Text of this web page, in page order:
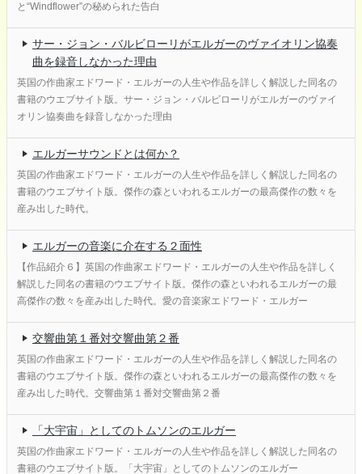
と“Windflower”の秘められた告白
サー・ジョン・バルビローリがエルガーのヴァイオリン協奏
曲を録音しなかった理由
英国の作曲家エドワード・エルガーの人生や作品を詳しく解説した同名の
書籍のウエブサイト版。サー・ジョン・バルビローリがエルガーのヴァイ
オリン協奏曲を録音しなかった理由
エルガーサウンドとは何か？
英国の作曲家エドワード・エルガーの人生や作品を詳しく解説した同名の
書籍のウエブサイト版。傑作の森といわれるエルガーの最高傑作の数々を
産み出した時代。
エルガーの音楽に介在する２面性
【作品紹介６】英国の作曲家エドワード・エルガーの人生や作品を詳しく
解説した同名の書籍のウエブサイト版。傑作の森といわれるエルガーの最
高傑作の数々を産み出した時代。愛の音楽家エドワード・エルガー
交響曲第１番対交響曲第２番
英国の作曲家エドワード・エルガーの人生や作品を詳しく解説した同名の
書籍のウエブサイト版。傑作の森といわれるエルガーの最高傑作の数々を
産み出した時代。交響曲第１番対交響曲第２番
「大宇宙」としてのトムソンのエルガー
英国の作曲家エドワード・エルガーの人生や作品を詳しく解説した同名の
書籍のウエブサイト版。「大宇宙」としてのトムソンのエルガー